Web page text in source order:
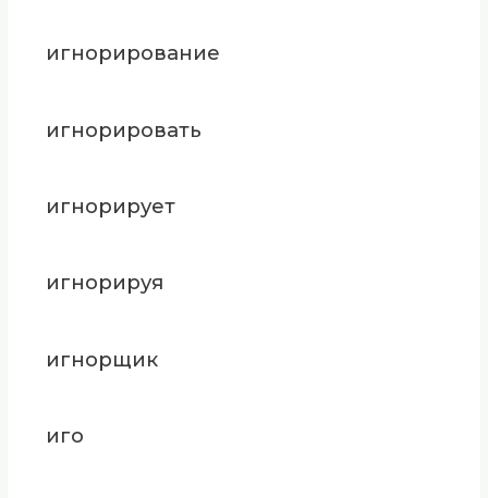
игнорирование
игнорировать
игнорирует
игнорируя
игнорщик
иго